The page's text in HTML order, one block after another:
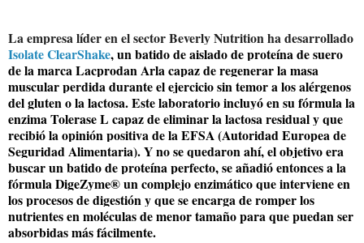
La empresa líder en el sector Beverly Nutrition ha desarrollado
Isolate ClearShake, un batido de aislado de proteína de suero
de la marca Lacprodan Arla capaz de regenerar la masa
muscular perdida durante el ejercicio sin temor a los alérgenos
del gluten o la lactosa. Este laboratorio incluyó en su fórmula la
enzima Tolerase L capaz de eliminar la lactosa residual y que
recibió la opinión positiva de la EFSA (Autoridad Europea de
Seguridad Alimentaria). Y no se quedaron ahí, el objetivo era
buscar un batido de proteína perfecto, se añadió entonces a la
fórmula DigeZyme® un complejo enzimático que interviene en
los procesos de digestión y que se encarga de romper los
nutrientes en moléculas de menor tamaño para que puedan ser
absorbidas más fácilmente.